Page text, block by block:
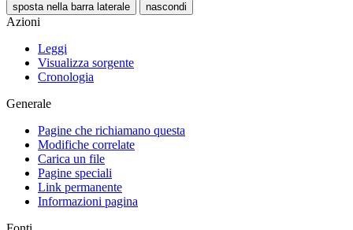
sposta nella barra laterale nascondi
Azioni
Leggi
Visualizza sorgente
Cronologia
Generale
Pagine che richiamano questa
Modifiche correlate
Carica un file
Pagine speciali
Link permanente
Informazioni pagina